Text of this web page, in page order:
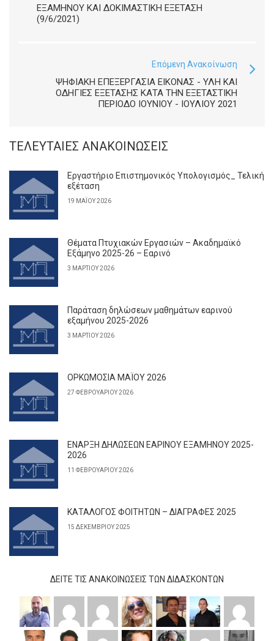
ΕΞΑΜΉΝΟΥ ΚΑΙ ΔΟΚΙΜΑΣΤΙΚΉ ΕΞΈΤΑΣΗ
(9/6/2021)
Επόμενη Ανακοίνωση
ΨΗΦΙΑΚΗ ΕΠΕΞΕΡΓΑΣΙΑ ΕΙΚΟΝΑΣ - ΥΛΗ ΚΑΙ
ΟΔΗΓΙΕΣ ΕΞΕΤΑΣΗΣ ΚΑΤΑ ΤΗΝ ΕΞΕΤΑΣΤΙΚΗ
ΠΕΡΙΟΔΟ ΙΟΥΝΙΟΥ - ΙΟΥΛΙΟΥ 2021
ΤΕΛΕΥΤΑΊΕΣ ΑΝΑΚΟΙΝΏΣΕΙΣ
Εργαστήριο Επιστημονικός Υπολογισμός_ Τελική
εξέταση
19 ΜΑΪ́ΟΥ 2026
Θέματα Πτυχιακών Εργασιών – Ακαδημαϊκό
Εξάμηνο 2025-26 – Εαρινό
3 ΜΑΡΤΊΟΥ 2026
Παράταση δηλώσεων μαθημάτων εαρινού
εξαμήνου 2025-2026
3 ΜΑΡΤΊΟΥ 2026
ΟΡΚΩΜΟΣΙΑ ΜΑΪΟΥ 2026
27 ΦΕΒΡΟΥΑΡΊΟΥ 2026
ΕΝΑΡΞΗ ΔΗΛΩΣΕΩΝ ΕΑΡΙΝΟΥ ΕΞΑΜΗΝΟΥ 2025-
2026
11 ΦΕΒΡΟΥΑΡΊΟΥ 2026
ΚΑΤΑΛΟΓΟΣ ΦΟΙΤΗΤΩΝ – ΔΙΑΓΡΑΦΕΣ 2025
15 ΔΕΚΕΜΒΡΊΟΥ 2025
ΔΕΊΤΕ ΤΙΣ ΑΝΑΚΟΙΝΏΣΕΙΣ ΤΩΝ ΔΙΔΆΣΚΟΝΤΩΝ